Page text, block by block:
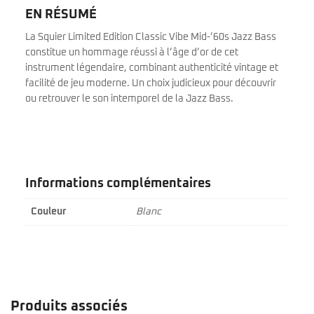
EN RÉSUMÉ
La Squier Limited Edition Classic Vibe Mid-’60s Jazz Bass
constitue un hommage réussi à l’âge d’or de cet
instrument légendaire, combinant authenticité vintage et
facilité de jeu moderne. Un choix judicieux pour découvrir
ou retrouver le son intemporel de la Jazz Bass.
Informations complémentaires
Couleur Blanc
Produits associés